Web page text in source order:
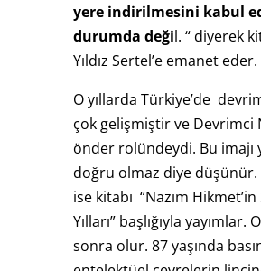
yere indirilmesini kabul
durumda değil. “ diyerek
Yıldız Sertel’e emanet eder.
O yıllarda Türkiye’de
çok gelişmiştir ve Devrimci
önder rolündeydi. Bu imajı
doğru olmaz diye düşünür.
ise kitabı “Nazım Hikmet’in
Yılları” başlığıyla yayımlar.
sonra olur. 87 yaşında